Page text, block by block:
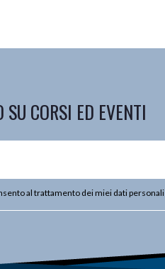
CORSI ED EVENTI
al trattamento dei miei dati personali